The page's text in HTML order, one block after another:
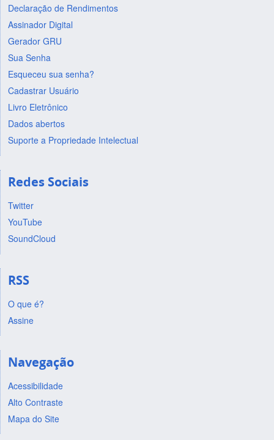
Declaração de Rendimentos
Assinador Digital
Gerador GRU
Sua Senha
Esqueceu sua senha?
Cadastrar Usuário
Livro Eletrônico
Dados abertos
Suporte a Propriedade Intelectual
Redes Sociais
Twitter
YouTube
SoundCloud
RSS
O que é?
Assine
Navegação
Acessibilidade
Alto Contraste
Mapa do Site